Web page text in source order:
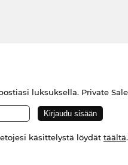
luksuksella. Private
käsittelystä löydät täältä.